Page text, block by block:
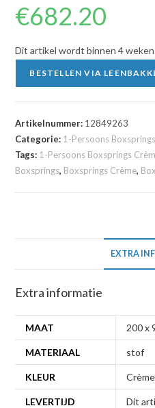
€682.20
Dit artikel wordt binnen 4
BESTELLEN VIA
Artikelnummer: 12849263
Categorie: 1-Persoons Boxsprings
Tags: 1-Persoons Boxsprings
Boxsprings, Boxsprings Crème,
EXTRA
Extra informatie
MAAT 200 x
MATERIAAL stof
KLEUR Crème
LEVERTIJD
Dit